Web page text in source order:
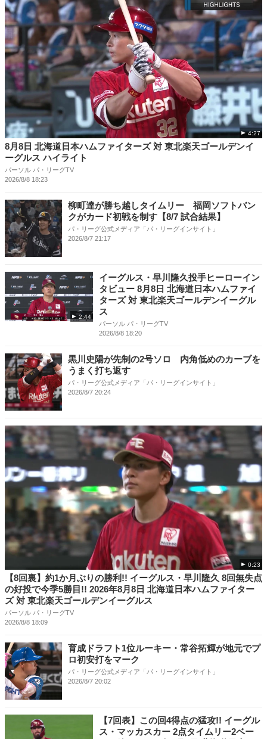
4:27
8月8日 北海道日本ハムファイターズ 対 東北楽天ゴールデンイ
ーグルス ハイライト
パーソル パ・リーグTV
2026/8/8 18:23
柳町達が勝ち越しタイムリー 福岡ソフトバン
クがカード初戦を制す【8/7 試合結果】
パ・リーグ公式メディア「パ・リーグインサイト」
2026/8/7 21:17
2:44
イーグルス・早川隆久投手ヒーローイン
タビュー 8月8日 北海道日本ハムファイ
ターズ 対 東北楽天ゴールデンイーグル
ス
パーソル パ・リーグTV
2026/8/8 18:20
黒川史陽が先制の2号ソロ 内角低めのカーブを
うまく打ち返す
パ・リーグ公式メディア「パ・リーグインサイト」
2026/8/7 20:24
0:23
【8回裏】約1か月ぶりの勝利!! イーグルス・早川隆久 8回無失点
の好投で今季5勝目!! 2026年8月8日 北海道日本ハムファイター
ズ 対 東北楽天ゴールデンイーグルス
パーソル パ・リーグTV
2026/8/8 18:09
育成ドラフト1位ルーキー・常谷拓輝が地元でプ
ロ初安打をマーク
パ・リーグ公式メディア「パ・リーグインサイト」
2026/8/7 20:02
【7回表】この回4得点の猛攻!! イーグル
ス・マッカスカー 2点タイムリー2ベー